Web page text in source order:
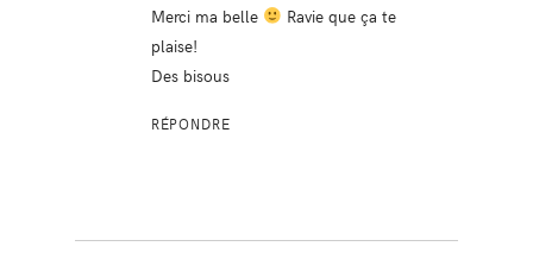
Merci ma belle
Ravie que ça te
plaise!
Des bisous
RÉPONDRE